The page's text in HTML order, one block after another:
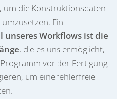
um die Konstruktionsdaten
Ein
Workflows ist die
, die es uns ermöglicht,
vor der Fertigung
um eine fehlerfreie